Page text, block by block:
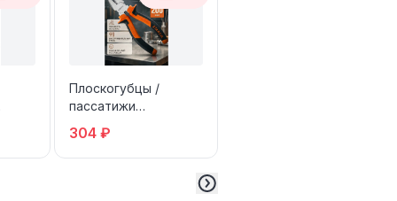
Плоскогубцы /
пассатижи
STARTUL 200 мм
304 ₽